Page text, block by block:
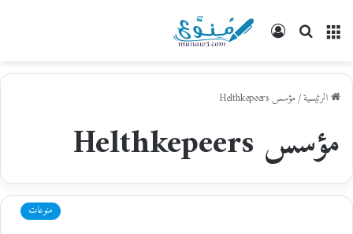
القائمة
بحث
تسجيل
الرئيسية/مؤسس Helthkepeers
مؤسس Helthkepeers
منوعات